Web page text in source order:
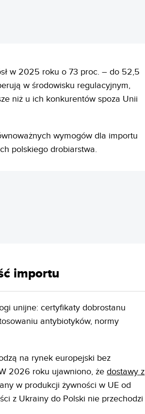
w 2025 roku o 73 proc. – do 52,5
w środowisku regulacyjnym,
niż u ich konkurentów spoza Unii
wymogów dla importu
polskiego drobiarstwa.
importu
unijne: certyfikaty dobrostanu
antybiotyków, normy
na rynek europejski bez
2026 roku ujawniono, żedostawy z
w produkcji żywności w UE od
z Ukrainy do Polski nie przechodzi